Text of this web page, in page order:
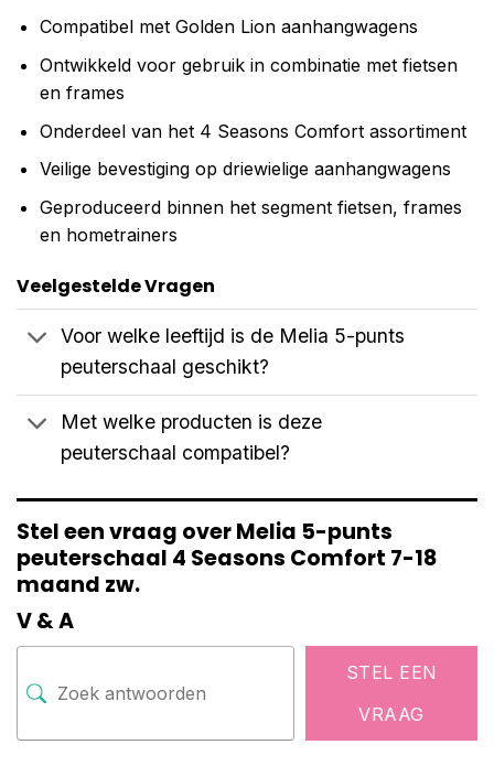
Compatibel met Golden Lion aanhangwagens
Ontwikkeld voor gebruik in combinatie met fietsen
en frames
Onderdeel van het 4 Seasons Comfort assortiment
Veilige bevestiging op driewielige aanhangwagens
Geproduceerd binnen het segment fietsen, frames
en hometrainers
Veelgestelde Vragen
Voor welke leeftijd is de Melia 5-punts
peuterschaal geschikt?
Met welke producten is deze
peuterschaal compatibel?
Stel een vraag over Melia 5-punts
peuterschaal 4 Seasons Comfort 7-18
maand zw.
V & A
STEL EEN
VRAAG